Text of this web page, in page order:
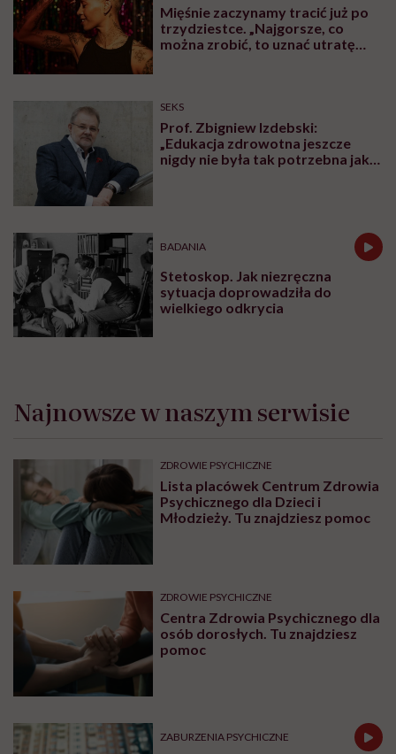
Mięśnie zaczynamy tracić już po
trzydziestce. „Najgorsze, co
można zrobić, to uznać utratę
SEKS
Prof. Zbigniew Izdebski:
„Edukacja zdrowotna jeszcze
nigdy nie była tak potrzebna jak
BADANIA
Stetoskop. Jak niezręczna
sytuacja doprowadziła do
wielkiego odkrycia
Najnowsze w naszym serwisie
ZDROWIE PSYCHICZNE
Lista placówek Centrum Zdrowia
Psychicznego dla Dzieci i
Młodzieży. Tu znajdziesz pomoc
ZDROWIE PSYCHICZNE
Centra Zdrowia Psychicznego dla
osób dorosłych. Tu znajdziesz
pomoc
ZABURZENIA PSYCHICZNE